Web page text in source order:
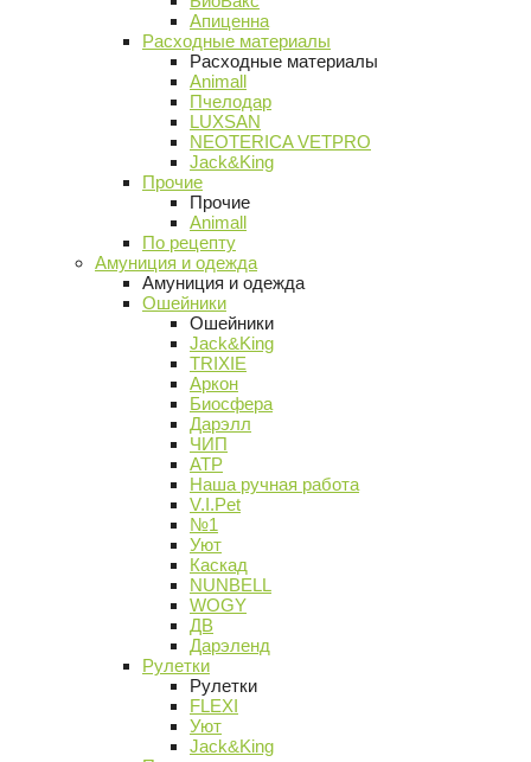
Апиценна
Расходные материалы
Расходные материалы
Animall
Пчелодар
LUXSAN
NEOTERICA VETPRO
Jack&King
Прочие
Прочие
Animall
По рецепту
Амуниция и одежда
Амуниция и одежда
Ошейники
Ошейники
Jack&King
TRIXIE
Аркон
Биосфера
Дарэлл
ЧИП
АТР
Наша ручная работа
V.I.Pet
№1
Уют
Каскад
NUNBELL
WOGY
ДВ
Дарэленд
Рулетки
Рулетки
FLEXI
Уют
Jack&King